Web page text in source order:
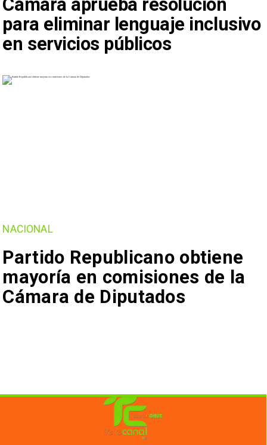
para eliminar lenguaje inclusivo
en servicios públicos
NACIONAL
Partido Republicano obtiene
mayoría en comisiones de la
Cámara de Diputados